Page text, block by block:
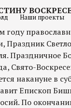
Наши проекты
году
Праздник
Праздничное
Свято-
накануне в
Епископ
По